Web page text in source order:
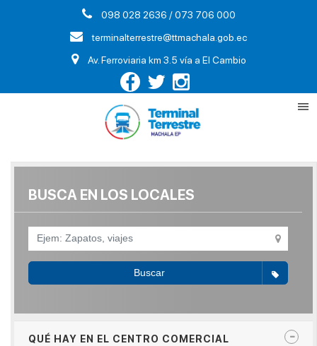
098 028 2636 / 073 706 000
terminalterrestre@ttmachala.gob.ec
Av. Ferroviaria km 3.5 vía a El Cambio
BUSCA EN LOS LOCALES
Buscar
QUÉ HAY EN EL CENTRO COMERCIAL